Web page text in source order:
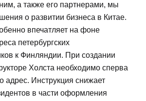
а также его партнерами, мы
о развитии бизнеса в Китае.
впечатляет на фоне
петербургских
к Финляндии. При создании
Холста необходимо сперва
адрес. Инструкция снижает
в части оформления